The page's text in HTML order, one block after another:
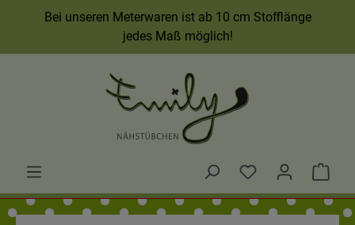
Bei unseren Meterwaren ist ab 10 cm Stofflänge
jedes Maß möglich!